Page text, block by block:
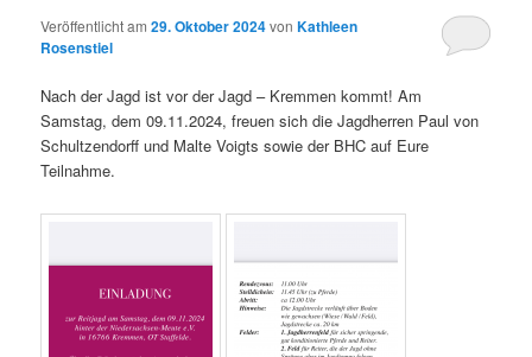
Veröffentlicht am29. Oktober 2024vonKathleen
Rosenstiel
Nach der Jagd ist vor der Jagd – Kremmen kommt! Am
Samstag, dem 09.11.2024, freuen sich die Jagdherren Paul von
Schultzendorff und Malte Voigts sowie der BHC auf Eure
Teilnahme.